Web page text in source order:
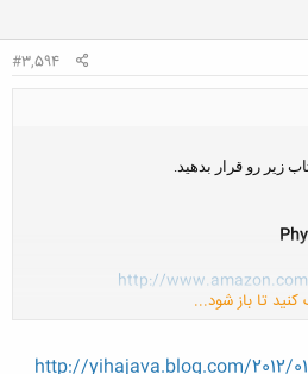
#3,594
http://
تا باز شود...
http://yihajava.blog.com/2012/